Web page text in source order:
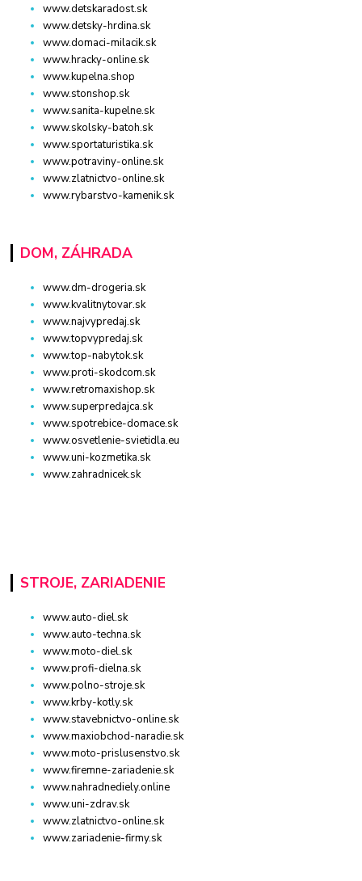
www.detskaradost.sk
www.detsky-hrdina.sk
www.domaci-milacik.sk
www.hracky-online.sk
www.kupelna.shop
www.stonshop.sk
www.sanita-kupelne.sk
www.skolsky-batoh.sk
www.sportaturistika.sk
www.potraviny-online.sk
www.zlatnictvo-online.sk
www.rybarstvo-kamenik.sk
DOM, ZÁHRADA
www.dm-drogeria.sk
www.kvalitnytovar.sk
www.najvypredaj.sk
www.topvypredaj.sk
www.top-nabytok.sk
www.proti-skodcom.sk
www.retromaxishop.sk
www.superpredajca.sk
www.spotrebice-domace.sk
www.osvetlenie-svietidla.eu
www.uni-kozmetika.sk
www.zahradnicek.sk
STROJE, ZARIADENIE
www.auto-diel.sk
www.auto-techna.sk
www.moto-diel.sk
www.profi-dielna.sk
www.polno-stroje.sk
www.krby-kotly.sk
www.stavebnictvo-online.sk
www.maxiobchod-naradie.sk
www.moto-prislusenstvo.sk
www.firemne-zariadenie.sk
www.nahradnediely.online
www.uni-zdrav.sk
www.zlatnictvo-online.sk
www.zariadenie-firmy.sk